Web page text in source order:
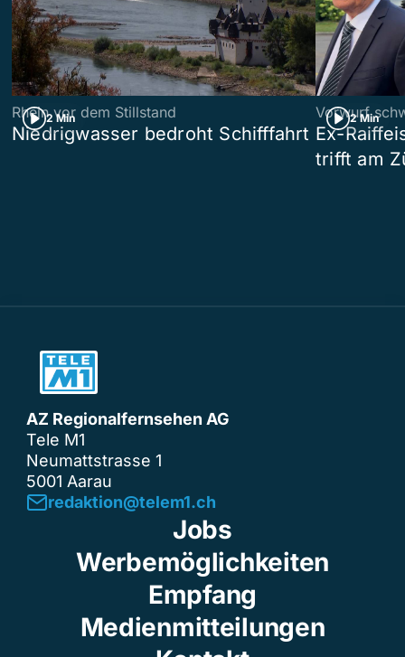
2 Min
Rhein vor dem Stillstand
Niedrigwasser bedroht Schifffahrt
2 Min
Vorwurf
Ex-
trifft am
AZ Regionalfernsehen AG
Tele M1
Neumattstrasse 1
5001 Aarau
redaktion@telem1.ch
Jobs
Werbemöglichkeiten
Empfang
Medienmitteilungen